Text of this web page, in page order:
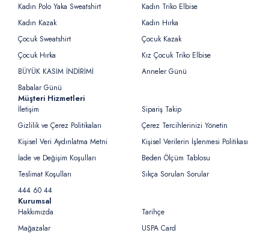
Kadın Polo Yaka Sweatshirt
Kadın Triko Elbise
Kadın Kazak
Kadın Hırka
Çocuk Sweatshirt
Çocuk Kazak
Çocuk Hırka
Kız Çocuk Triko Elbise
BÜYÜK KASIM İNDİRİMİ
Anneler Günü
Babalar Günü
Müşteri Hizmetleri
İletişim
Sipariş Takip
Gizlilik ve Çerez Politikaları
Çerez Tercihlerinizi Yönetin
Kişisel Veri Aydınlatma Metni
Kişisel Verilerin İşlenmesi Politikası
İade ve Değişim Koşulları
Beden Ölçüm Tablosu
Teslimat Koşulları
Sıkça Sorulan Sorular
444 60 44
Kurumsal
Hakkımızda
Tarihçe
Mağazalar
USPA Card